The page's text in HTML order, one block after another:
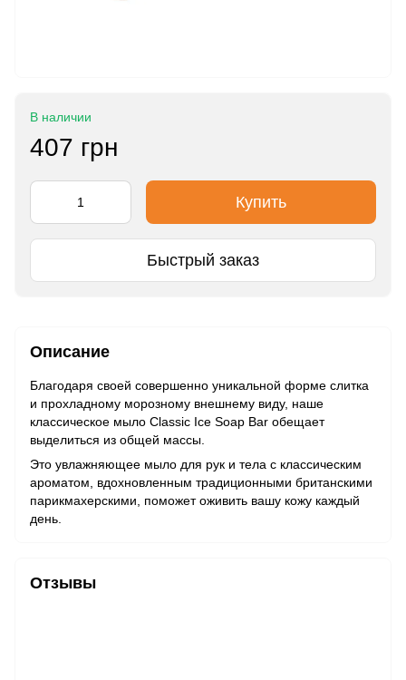
В наличии
407 грн
Купить
Быстрый заказ
Описание
Благодаря своей совершенно уникальной форме слитка
и прохладному морозному внешнему виду, наше
классическое мыло Classic Ice Soap Bar обещает
выделиться из общей массы.
Это увлажняющее мыло для рук и тела с классическим
ароматом, вдохновленным традиционными британскими
парикмахерскими, поможет оживить вашу кожу каждый
день.
Отзывы